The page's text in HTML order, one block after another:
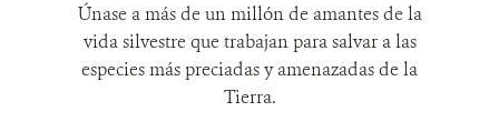
Únase a más de un millón de amantes de la
vida silvestre que trabajan para salvar a las
especies más preciadas y amenazadas de la
Tierra.